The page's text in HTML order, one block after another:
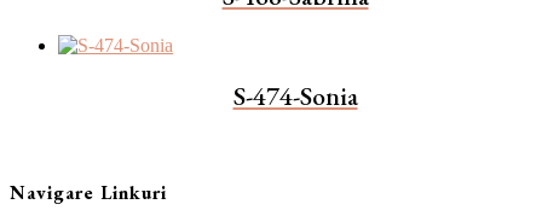
S-474-Sonia
Navigare Linkuri